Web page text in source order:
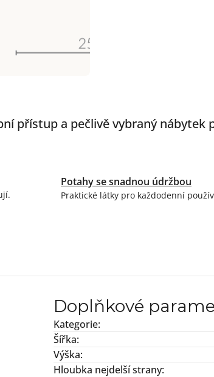
přístup a pečlivě vybraný nábytek
Potahy se snadnou údržbou
Praktické látky pro každodenní
Doplňkové
Kategorie:
Šířka:
Výška:
Hloubka nejdelší strany: